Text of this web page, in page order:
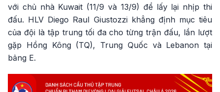
với chủ nhà Kuwait (11/9 và 13/9) để lấy lại nhịp thi
đấu. HLV Diego Raul Giustozzi khẳng định mục tiêu
của đội là tập trung tối đa cho từng trận đấu, lần lượt
gặp Hồng Kông (TQ), Trung Quốc và Lebanon tại
bảng E.